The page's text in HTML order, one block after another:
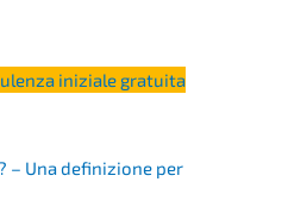
inizia­le gratuita
– Una defini­zio­ne per